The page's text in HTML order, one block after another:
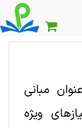
مبانی
ویژه